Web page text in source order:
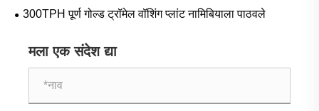
वापरलेल्या कटर सक्शन ड्रेजरची खरेदी आणि विक्री सेवा सुरू केली आहे.
300TPH पूर्ण गोल्ड ट्रॉमेल वॉशिंग प्लांट नामिबियाला पाठवले
मला एक संदेश द्या